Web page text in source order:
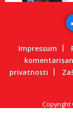
Impressum
privatnosti
Copyright